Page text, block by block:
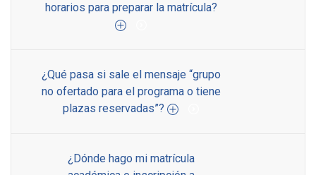
horarios para preparar la matrícula?
¿Qué pasa si sale el mensaje “grupo
no ofertado para el programa o tiene
plazas reservadas”?
¿Dónde hago mi matrícula